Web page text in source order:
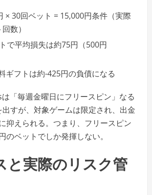
× 30回ベット = 15,000円条件（実際
数）
で平均損失は約75円（500円
ギフトは約-425円の負債になる
「毎週金曜日にフリースピン」なる
すが、対象ゲームは限定され、出金
抑えられる。つまり、フリースピン
のベットでしか発揮しない。
と実際のリスク管